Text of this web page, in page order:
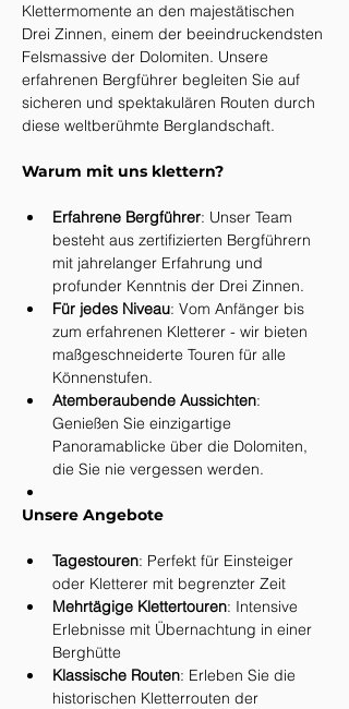
Klettermomente an den majestätischen
Drei Zinnen, einem der beeindruckendsten
Felsmassive der Dolomiten. Unsere
erfahrenen Bergführer begleiten Sie auf
sicheren und spektakulären Routen durch
diese weltberühmte Berglandschaft.
Warum mit uns klettern?
Erfahrene Bergführer: Unser Team
besteht aus zertifizierten Bergführern
mit jahrelanger Erfahrung und
profunder Kenntnis der Drei Zinnen.
Für jedes Niveau: Vom Anfänger bis
zum erfahrenen Kletterer - wir bieten
maßgeschneiderte Touren für alle
Könnenstufen.
Atemberaubende Aussichten:
Genießen Sie einzigartige
Panoramablicke über die Dolomiten,
die Sie nie vergessen werden.
Unsere Angebote
Tagestouren: Perfekt für Einsteiger
oder Kletterer mit begrenzter Zeit
Mehrtägige Klettertouren: Intensive
Erlebnisse mit Übernachtung in einer
Berghütte
Klassische Routen: Erleben Sie die
historischen Kletterrouten der